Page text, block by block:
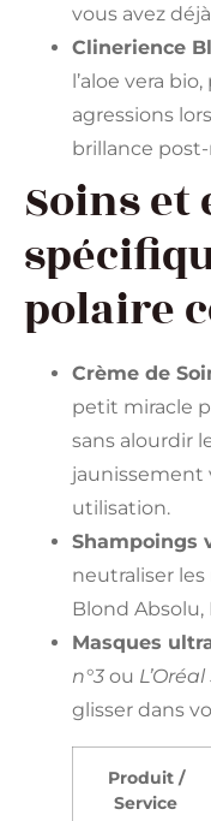
vous avez
Clinerience
l’aloe vera
agressions
brillance
Soins
polaire
Crème de
petit miracle
sans alourdir
jaunissement
utilisation.
Shampoings
neutraliser les
Blond Absolu,
Masques
n°3 ou
glisser dans
Produit /
Service